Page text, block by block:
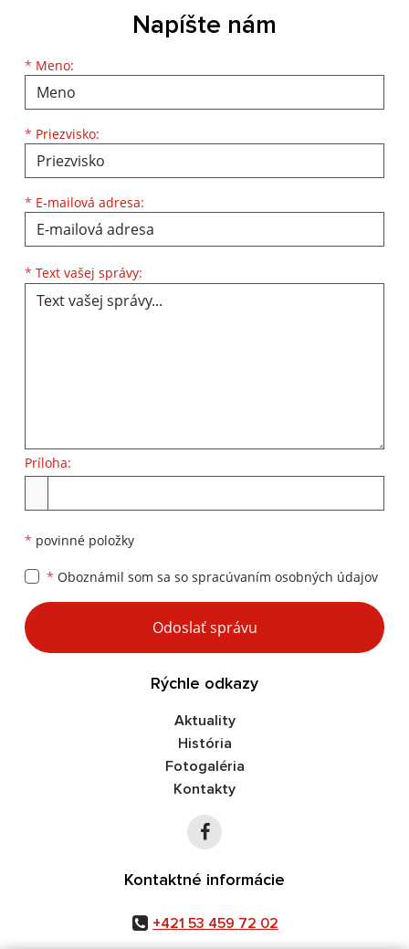
Napíšte nám
* Meno:
Meno
* Priezvisko:
Priezvisko
* E-mailová adresa:
E-mailová adresa
* Text vašej správy:
Príloha:
* povinné položky
* Oboznámil som sa so spracúvaním osobných údajov
Google reCaptcha Response
Odoslať správu
Rýchle odkazy
Aktuality
História
Fotogaléria
Kontakty
Kontaktné informácie
+421 53 459 72 02